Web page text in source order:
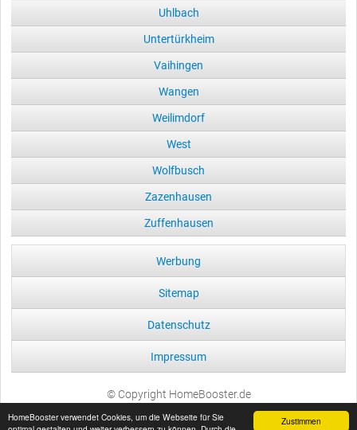
Zustimmen
HomeBooster verwendet Cookies, um die Webseite für Sie
Uhlbach
Untertürkheim
Vaihingen
Wangen
Weilimdorf
West
Wolfbusch
Zazenhausen
Zuffenhausen
Werbung
Sitemap
Datenschutz
Impressum
© Copyright HomeBooster.de